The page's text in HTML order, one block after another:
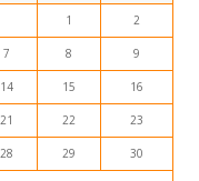
1
2
7 8 9
14 15 16
21 22 23
28 29 30